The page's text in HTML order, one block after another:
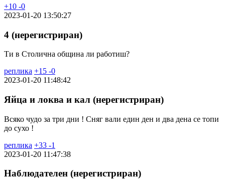
+10 -0
2023-01-20 13:50:27
4 (нерегистриран)
Ти в Столична община ли работиш?
реплика +15 -0
2023-01-20 11:48:42
Яйца и локва и кал (нерегистриран)
Всяко чудо за три дни ! Сняг вали един ден и два дена се топи
до сухо !
реплика +33 -1
2023-01-20 11:47:38
Наблюдателен (нерегистриран)